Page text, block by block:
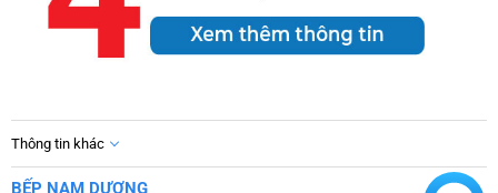
Thông tin khác
BẾP NAM DƯƠNG